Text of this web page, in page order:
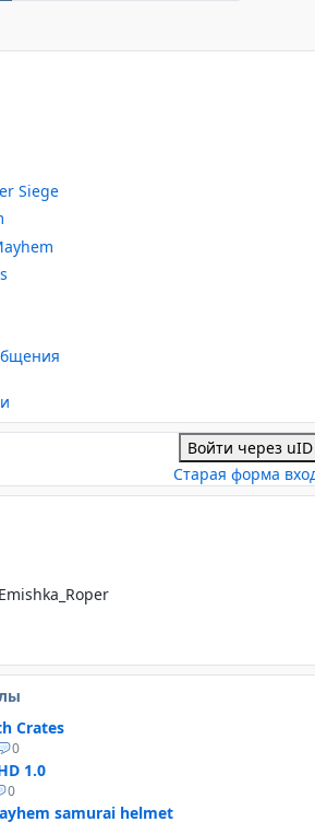
Siege
Войти через uID
Старая форма
Emishka_Roper
Crates
0
1.0
0
samurai helmet